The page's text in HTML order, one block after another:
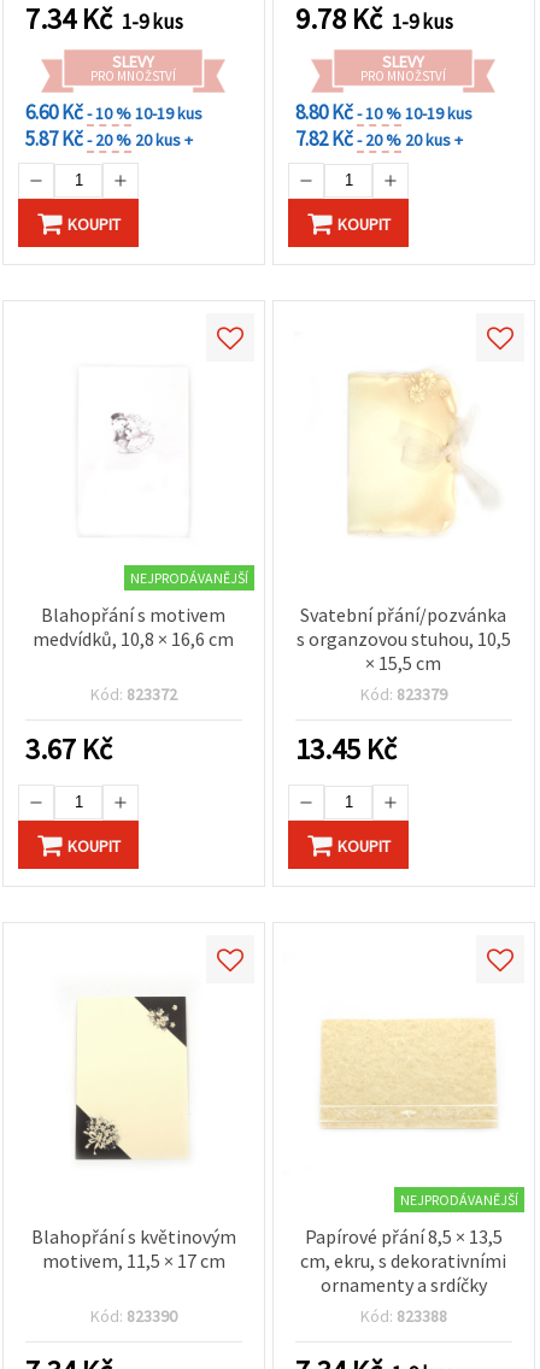
7.34Kč 1-9 kus
SLEVY
PRO MNOŽSTVÍ
6.60 Kč- 10 %10-19 kus
5.87 Kč- 20 % 20 kus +
KOUPIT
9.78 Kč 1-9 kus
SLEVY
PRO MNOŽSTVÍ
8.80 Kč- 10 %10-19 kus
7.82 Kč- 20 % 20 kus +
KOUPIT
NEJPRODÁVANĚJŠÍ
Blahopřání s motivem
medvídků, 10,8 × 16,6 cm
Kód: 823372
3.67 Kč
KOUPIT
Svatební přání/pozvánka
s organzovou stuhou, 10,5
× 15,5 cm
Kód: 823379
13.45 Kč
KOUPIT
Blahopřání s květinovým
motivem, 11,5 × 17 cm
Kód: 823390
NEJPRODÁVANĚJŠÍ
Papírové přání 8,5 × 13,5
cm, ekru, s dekorativními
ornamenty a srdíčky
Kód: 823388